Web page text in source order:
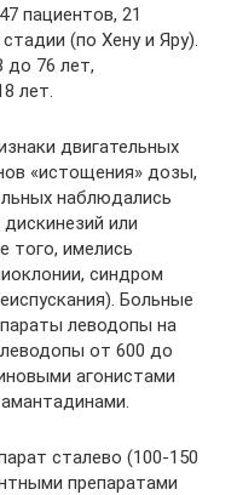
пациентов, 21
(по Хену и Яру).
до 76 лет,
лет.
двигательных
«истощения» дозы,
наблюдались
или
того, имелись
синдром
Больные
леводопы на
от 600 до
агонистами
сталево (100-150
препаратами